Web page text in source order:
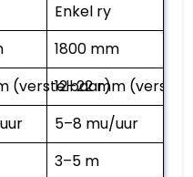
Enkel ry
1800 mm
(verstelbaar)
12–22 mm
5–8 mu/uur
3–5 m